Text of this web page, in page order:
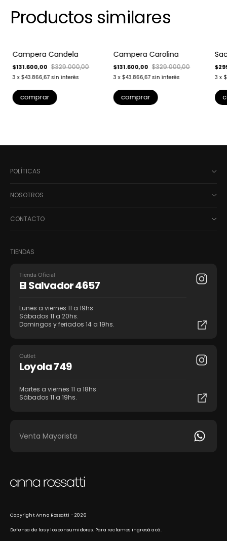
Productos similares
Envío gratis
Campera Candela
$131.600,00 $329.000,00
3 x $43.866,67 sin interés
comprar
Envío gratis
Campera Carolina
$131.600,00 $329.000,00
3 x$43.866,67 sin interés
comprar
3 x
POLÍTICAS
NOSOTROS
CONTACTO
TIENDAS
Tienda Oficial
El Salvador 4657
Lunes a viernes 11 a 19hs.
Sábados 11 a 20hs.
Domingos y feriados 14 a 19hs.
Outlet
Loyola 749
Martes a viernes 11 a 18hs.
Sábados 11 a 19hs.
Venta Mayorista
Copyright Anna Rossatti - 2026
Defensa de las y los consumidores. Para reclamos ingresá acá.